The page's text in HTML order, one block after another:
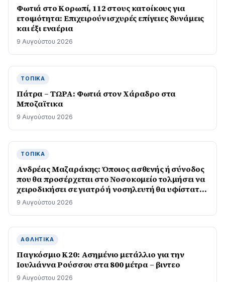
Φωτιά στο Κορωπί, 112 στους κατοίκους για
ετοιμότητα: Επιχειρούν ισχυρές επίγειες δυνάμεις
και έξι εναέρια
9 Αυγούστου 2026
ΤΟΠΙΚΆ
Πάτρα – ΤΩΡΑ: Φωτιά στον Χάραδρο στα
Μποζαϊτικα
9 Αυγούστου 2026
ΤΟΠΙΚΆ
Ανδρέας Μαζαράκης: Όποιος ασθενής ή σύνοδος
που θα προσέρχεται στο Νοσοκομείο τολμήσει να
χειροδικήσει σε γιατρό ή νοσηλευτή θα υφίσταται
άμεσα τις συνέπειες που προβλέπονται από το
νόμο
9 Αυγούστου 2026
ΑΘΛΗΤΙΚΆ
Παγκόσμιο Κ20: Ασημένιο μετάλλιο για την
Ιουλιάννα Ρούσσου στα 800 μέτρα – βιντεο
9 Αυγούστου 2026